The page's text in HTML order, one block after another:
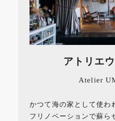
アトリエ
Atelier
かつて海の家として使わ
フリノベーションで蘇ら